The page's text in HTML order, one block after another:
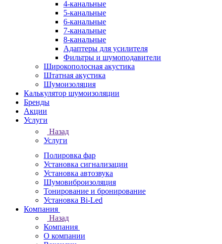
4-канальные
5-канальные
6-канальные
7-канальные
8-канальные
Адаптеры для усилителя
Фильтры и шумоподавители
Широкополосная акустика
Штатная акустика
Шумоизоляция
Калькулятор шумоизоляции
Бренды
Акции
Услуги
Назад
Услуги
Полировка фар
Установка сигнализации
Установка автозвука
Шумовиброизоляция
Тонирование и бронирование
Установка Bi-Led
Компания
Назад
Компания
О компании